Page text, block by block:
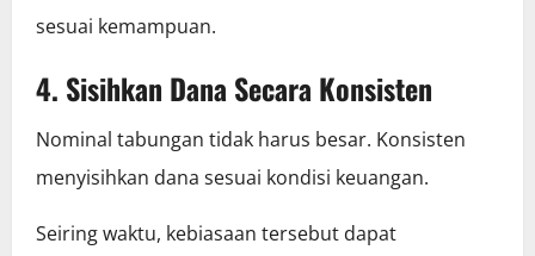
sesuai kemampuan.
4. Sisihkan Dana Secara Konsisten
Nominal tabungan tidak harus besar. Konsisten
menyisihkan dana sesuai kondisi keuangan.
Seiring waktu, kebiasaan tersebut dapat